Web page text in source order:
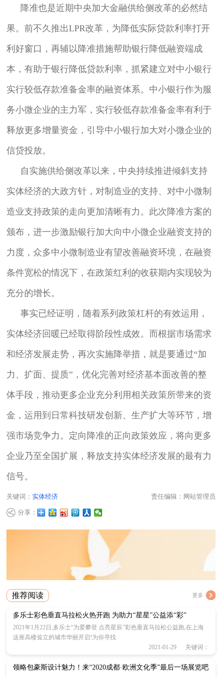
降准也是近期中央加大金融供给侧改革的必然结
果。前不久推出LPR改革，为降低实际贷款利率打开
利好窗口，再辅以降准措施帮助银行降低融资端成
本，有助于银行降低贷款利率，抓紧建立对中小银行
实行较低存款准备金率的融资体系。中小银行作为服
务小微企业的主力军，实行较低存款准备金率有利于
释放更多增量资金，引导中小银行加大对小微企业的
信贷投放。
自实施供给侧改革以来，中央持续推进倾斜支持
实体经济的大政方针，对制造业的支持、对中小微制
造业支持政策的走向更加清晰有力。此次降准方案的
颁布，进一步激励银行加大向中小微企业融资支持的
力度，众多中小微制造业有望改善融资环境，在融资
条件宽松的情况下，在政策红利的收获期内实现较为
充分的增长。
事实已经证明，随着系列政策杠杆的有效运用，
实体经济回暖已经取得阶段性成效。而根据市场需求
和经济发展走势，再次实施降举措，就是要通过“加
力、扩面、提质”，优化完善对经济基本面改善的整
体手段，推动更多企业充分利用相关政策所带来的资
金，运用到日常科技研发创新、生产扩大等环节，增
强市场竞争力。定向降准的正向政策效应，将向更多
企业乃至全国扩展，释放支持实体经济发展的最有力
信号。
关键词：实体经济 责任编辑：网站管理员
分享：
推荐阅读 更多
多乐士彩色垂直马拉松火热开跑 为助力“星星”公益添“彩”
2021年1月22日,多乐士“为爱攀登 点亮星辰”彩色垂直马拉松公益跑,在上海
这座高楼耸立的城市华丽开启!为你寻找
2021-01-29 关键词：
领略包豪斯设计魅力！来“2020成都·欧洲文化季”最后一场展览吧